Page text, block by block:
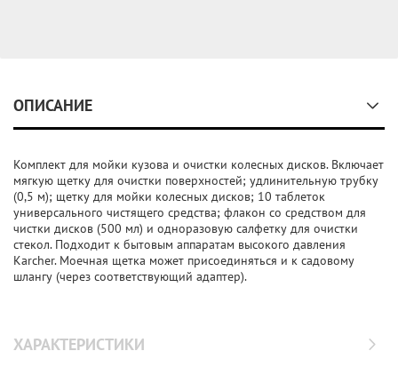
ОПИСАНИЕ
Комплект для мойки кузова и очистки колесных дисков. Включает
мягкую щетку для очистки поверхностей; удлинительную трубку
(0,5 м); щетку для мойки колесных дисков; 10 таблеток
универсального чистящего средства; флакон со средством для
чистки дисков (500 мл) и одноразовую салфетку для очистки
стекол. Подходит к бытовым аппаратам высокого давления
Karcher. Моечная щетка может присоединяться и к садовому
шлангу (через соответствующий адаптер).
ХАРАКТЕРИСТИКИ